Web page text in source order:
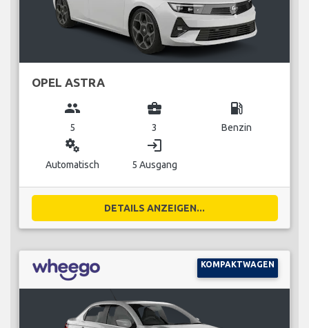
OPEL ASTRA
group
5
business_center
3
local_gas_station
Benzin
miscellaneous_services
Automatisch
login
5 Ausgang
DETAILS ANZEIGEN...
KOMPAKTWAGEN